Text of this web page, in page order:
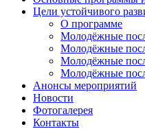
Цели устойчивого
О программе
Молодёжные
Молодёжные
Молодёжные
Молодёжные
Анонсы мероприятий
Новости
Фотогалерея
Контакты